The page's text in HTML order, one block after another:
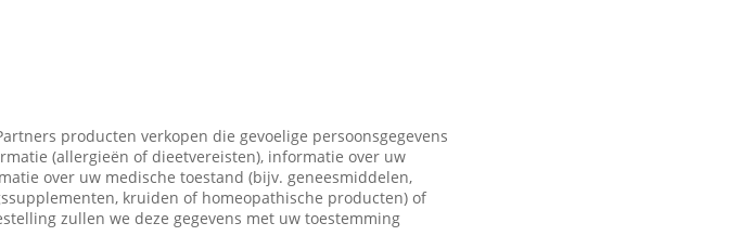
producten verkopen die gevoelige persoonsgegevens
(allergieën of dieetvereisten), informatie over uw
over uw medische toestand (bijv. geneesmiddelen,
kruiden of homeopathische producten) of
zullen we deze gegevens met uw toestemming